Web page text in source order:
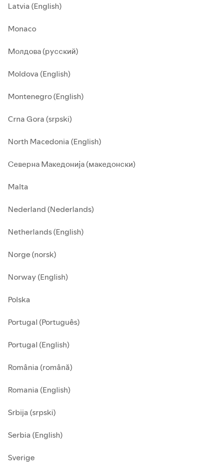
Latvia (English)
Monaco
Молдова (русский)
Moldova (English)
Montenegro (English)
Crna Gora (srpski)
North Macedonia (English)
Северна Македонија (македонски)
Malta
Nederland (Nederlands)
Netherlands (English)
Norge (norsk)
Norway (English)
Polska
Portugal (Português)
Portugal (English)
România (română)
Romania (English)
Srbija (srpski)
Serbia (English)
Sverige